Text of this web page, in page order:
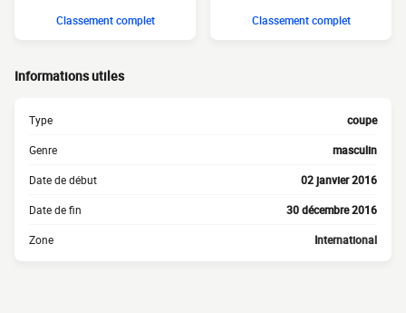
Classement complet Classement complet
Informations utiles
Type coupe
Genre masculin
Date de début 02 janvier 2016
Date de fin 30 décembre 2016
Zone International